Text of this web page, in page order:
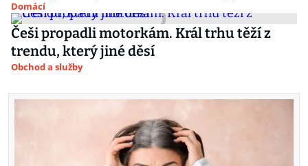
Domácí
Češi propadli motorkám. Král trhu těží z
trendu, který jiné děsí
Obchod a služby